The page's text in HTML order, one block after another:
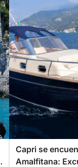
Capri se
Amalfitana: